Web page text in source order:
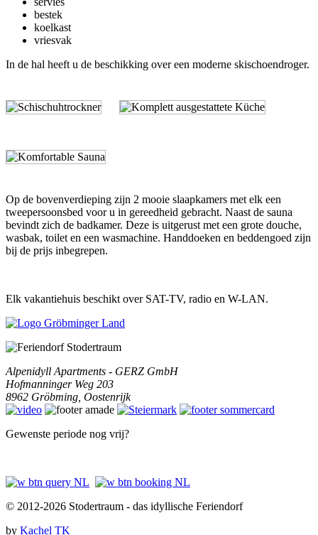
bestek
koelkast
vriesvak
In de hal heeft u de beschikking over een moderne skischoendroger.
Op de bovenverdieping zijn 2 mooie slaapkamers met elk een
tweepersoonsbed voor u in gereedheid gebracht. Naast de sauna
bevindt zich de badkamer. Deze is uitgerust met een grote douche,
wasbak, toilet en een wasmachine. Handdoeken en beddengoed zijn
bij de prijs inbegrepen.
Elk vakantiehuis beschikt over SAT-TV, radio en W-LAN.
Alpenidyll Apartments - GERZ GmbH
Hofmanninger Weg 203
8962 Gröbming Oostenrijk
Gewenste periode nog vrij?
© 2012-2026 Stodertraum - das idyllische Feriendorf
by Kachel TK